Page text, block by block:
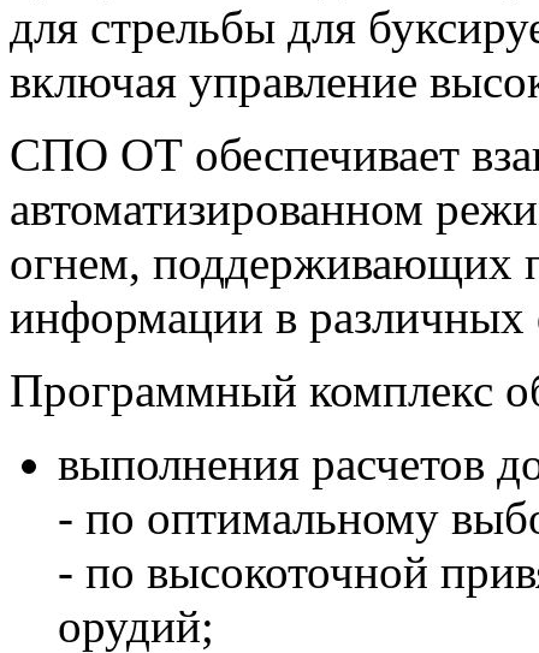
для стрельбы для
включая управление
СПО ОТ обеспечивает
автоматизированном
огнем, поддерживающих
информации в
Программный комплекс
выполнения расчетов
- по оптимальному
- по высокоточной
орудий;